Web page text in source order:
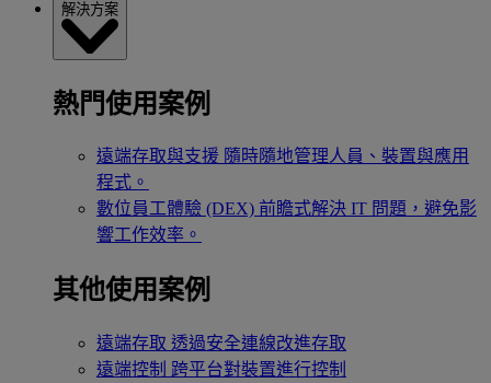
解決方案
熱門使用案例
遠端存取與支援 隨時隨地管理人員、裝置與應用
程式。
數位員工體驗 (DEX) 前瞻式解決 IT 問題，避免影
響工作效率。
其他使用案例
遠端存取 透過安全連線改進存取
遠端控制 跨平台對裝置進行控制